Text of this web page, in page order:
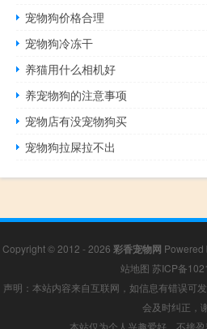
宠物狗价格合理
宠物狗冷冻干
养猫用什么相机好
养宠物狗的注意事项
宠物店有没宠物狗买
宠物狗拉屎拉不出
Copyright © 2012 - 2026 彩香宠物网 Powered
站地图 苏ICP备
声明：本站内容来自互联网，如信息有错误可
会及时纠正，
本站仅为个人兴趣爱好，不接